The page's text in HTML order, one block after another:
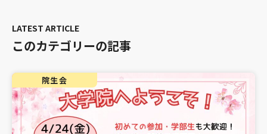
このカテゴリーの記事
院生会